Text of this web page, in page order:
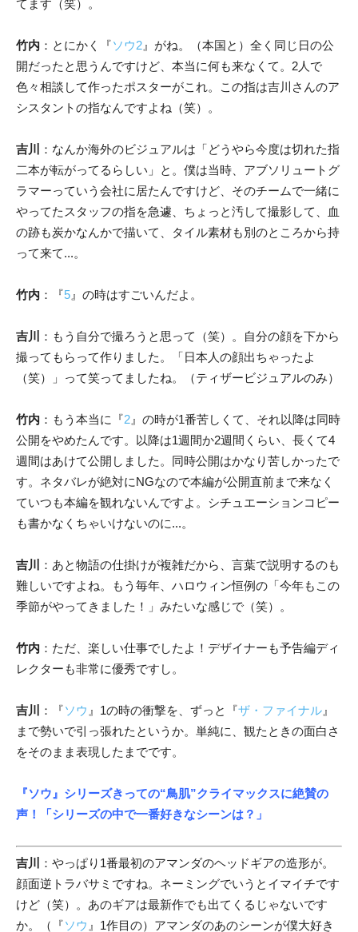
てます（笑）。
竹内 ： とにかく 『ソウ2 』 がね。（本国と）全く同じ日の公
開だったと思うんですけど、本当に何も来なくて。2人で
色々相談して作ったポスターがこれ。この指は吉川さんのア
シスタントの指なんですよね（笑）。
吉川 ： なんか海外のビジュアルは「どうやら今度は切れた指
二本が転がってるらしい」と。僕は当時、アブソリュートグ
ラマーっていう会社に居たんですけど、そのチームで一緒に
やってたスタッフの指を急遽、ちょっと汚して撮影して、血
の跡も炭かなんかで描いて、タイル素材も別のところから持
って来て...。
竹内 ：『5 』の時はすごいんだよ。
吉川 ： もう自分で撮ろうと思って（笑）。自分の顔を下から
撮ってもらって作りました。「日本人の顔出ちゃったよ
（笑）」って笑ってましたね。（ティザービジュアルのみ）
竹内 ：もう本当に『2 』の時が1番苦しくて、それ以降は同時
公開をやめたんです。以降は1週間か2週間くらい、長くて4
週間はあけて公開しました。同時公開はかなり苦しかったで
す。ネタバレが絶対にNGなので本編が公開直前まで来なく
ていつも本編を観れないんですよ。シチュエーションコピー
も書かなくちゃいけないのに...。
吉川
：あと物語の仕掛けが複雑だから、言葉で説明するのも
難しいですよね。もう毎年、ハロウィン恒例の「今年もこの
季節がやってきました！」みたいな感じで（笑）。
竹内 ：ただ、楽しい仕事でしたよ！デザイナーも予告編ディ
レクターも非常に優秀ですし。
吉川 ：『ソウ 』1の時の衝撃を、ずっと『ザ・ファイナル 』
まで勢いで引っ張れたというか。単純に、観たときの面白さ
をそのまま表現したまでです。
『ソウ』シリーズきっての“鳥肌”クライマックスに絶賛の
声！「シリーズの中で一番好きなシーンは？」
吉川
：やっぱり1番最初のアマンダのヘッドギアの造形が。
顔面逆トラバサミですね。ネーミングでいうとイマイチです
けど（笑）。あのギアは最新作でも出てくるじゃないです
か。（『ソウ 』1作目の）アマンダのあのシーンが僕大好き